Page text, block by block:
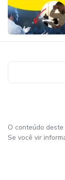
O conteúdo
Se você vir